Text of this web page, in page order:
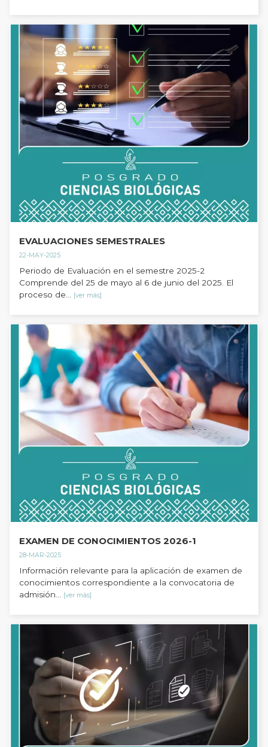
EVALUACIONES SEMESTRALES
22-MAY-2025
Periodo de Evaluación en el semestre 2025-2
Comprende del 25 de mayo al 6 de junio del 2025. El
proceso de...
[ver más]
EXAMEN DE CONOCIMIENTOS 2026-1
28-MAR-2025
Información relevante para la aplicación de examen de
conocimientos correspondiente a la convocatoria de
admisión...
[ver más]